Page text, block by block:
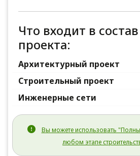
Что входит в
проекта:
Архитектурный проект
Строительный проект
Инженерные сети
Вы можете использовать
любом этапе